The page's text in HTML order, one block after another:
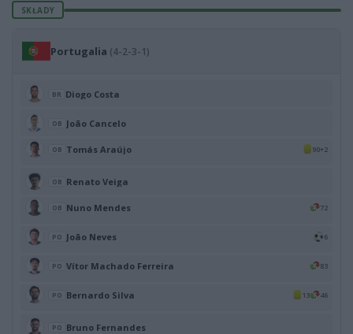
SKŁADY
Portugalia (4-2-3-1)
BR Diogo Costa
OB João Cancelo
OB Tomás Araújo 90+2
OB Renato Veiga
OB Nuno Mendes 72
PO João Neves 6
PO Vítor Machado Ferreira 83
PO Bernardo Silva 13 46
PO Bruno Fernandes